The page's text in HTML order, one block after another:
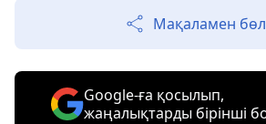
Мақаламен
Google-ға қосылып,
жаңалықтарды бірінші